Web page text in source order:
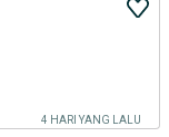
4 HARI YANG LALU